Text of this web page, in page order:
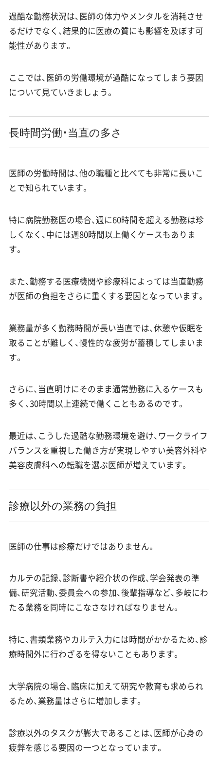
過酷な勤務状況は、医師の体力やメンタルを消耗させ
るだけでなく、結果的に医療の質にも影響を及ぼす可
能性があります。
ここでは、医師の労働環境が過酷になってしまう要因
について見ていきましょう。
長時間労働・当直の多さ
医師の労働時間は、他の職種と比べても非常に長いこ
とで知られています。
特に病院勤務医の場合、週に60時間を超える勤務は珍
しくなく、中には週80時間以上働くケースもありま
す。
また、勤務する医療機関や診療科によっては当直勤務
が医師の負担をさらに重くする要因となっています。
業務量が多く勤務時間が長い当直では、休憩や仮眠を
取ることが難しく、慢性的な疲労が蓄積してしまいま
す。
さらに、当直明けにそのまま通常勤務に入るケースも
多く、30時間以上連続で働くこともあるのです。
最近は、こうした過酷な勤務環境を避け、ワークライフ
バランスを重視した働き方が実現しやすい美容外科や
美容皮膚科への転職を選ぶ医師が増えています。
診療以外の業務の負担
医師の仕事は診療だけではありません。
カルテの記録、診断書や紹介状の作成、学会発表の準
備、研究活動、委員会への参加、後輩指導など、多岐にわ
たる業務を同時にこなさなければなりません。
特に、書類業務やカルテ入力には時間がかかるため、診
療時間外に行わざるを得ないこともあります。
大学病院の場合、臨床に加えて研究や教育も求められ
るため、業務量はさらに増加します。
診療以外のタスクが膨大であることは、医師が心身の
疲弊を感じる要因の一つとなっています。